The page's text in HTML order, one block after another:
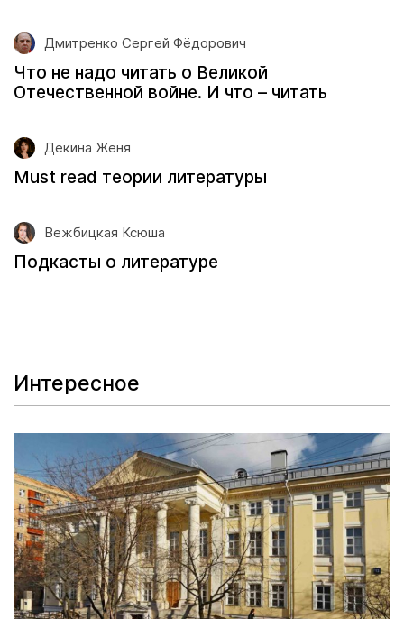
Дмитренко Сергей Фёдорович
Что не надо читать о Великой
Отечественной войне. И что – читать
Декина Женя
Must read теории литературы
Вежбицкая Ксюша
Подкасты о литературе
Интересное